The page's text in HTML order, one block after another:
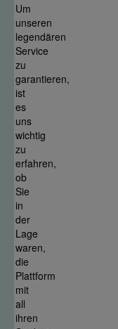
Um
unseren
legendären
Service
zu
garantieren,
ist
es
uns
wichtig
zu
erfahren,
ob
Sie
in
der
Lage
waren,
die
Plattform
mit
all
ihren